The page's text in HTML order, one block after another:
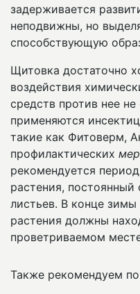
задерживается
неподвижны, но
способствующую
Щитовка достаточно
воздействия
средств против нее
применяются
такие как Фитоверм,
профилактических
рекомендуется
растения,
листьев. В конце
растения должны
проветриваемом
Также рекомендуем